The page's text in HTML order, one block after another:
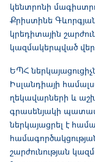
կենտրոնի
Քրիստինե
կրեդիտային
կազմակերպված
ԵՊՀ
Իսլանդիայի
ղեկավարների և
գրասենյակի
ներկայացրել է
շարժունության